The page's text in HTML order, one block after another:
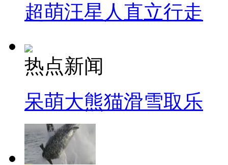
超萌汪星人直立行走
热点新闻
呆萌大熊猫滑雪取乐